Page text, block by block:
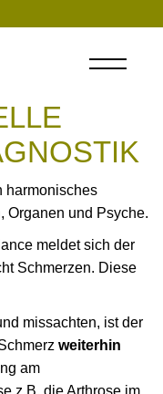
harmonisches
Organen und Psyche.
meldet sich der
Schmerzen. Diese
missachten, ist der
weiterhin
am
z.B. die Arthrose im